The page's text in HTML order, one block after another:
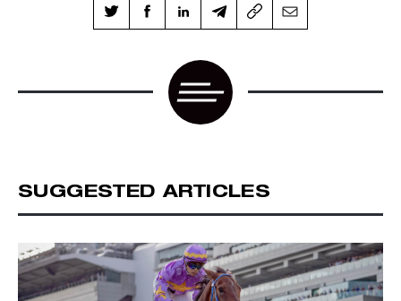
SUGGESTED ARTICLES